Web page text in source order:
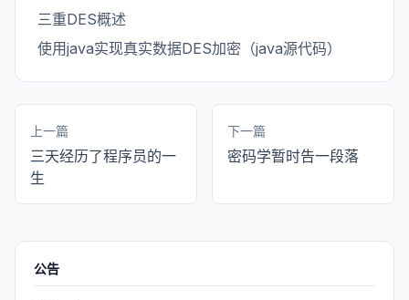
三重DES概述
使用java实现真实数据DES加密（java源代码）
上一篇
三天经历了程序员的一
生
下一篇
密码学暂时告一段落
公告